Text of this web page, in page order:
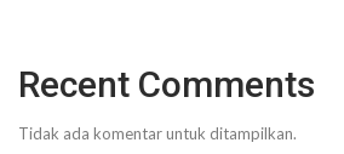
Recent Comments
Tidak ada komentar untuk ditampilkan.